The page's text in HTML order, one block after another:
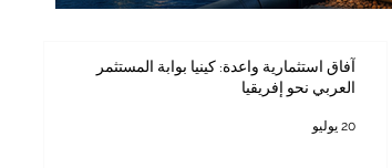
آفاق استثمارية واعدة: كينيا بوابة المستثمر
العربي نحو إفريقيا
20 يوليو